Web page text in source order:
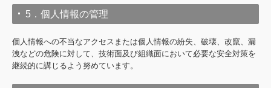
5．個人情報の管理
個人情報への不当なアクセスまたは個人情報の紛失、破壊、改竄、漏
洩などの危険に対して、技術面及び組織面において必要な安全対策を
継続的に講じるよう努めています。